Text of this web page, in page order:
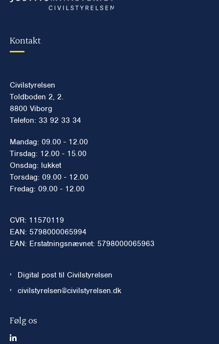
Kontakt
Civilstyrelsen
Toldboden 2, 2.
8800 Viborg
Telefon: 33 92 33 34
Mandag: 09.00 - 12.00
Tirsdag: 12.00 - 15.00
Onsdag: lukket
Torsdag: 09.00 - 12.00
Fredag: 09.00 - 12.00
CVR: 11570119
EAN: 5798000065994
EAN: Erstatningsnævnet: 5798000065963
Digital post til Civilstyrelsen
civilstyrelsen@civilstyrelsen.dk
Følg os